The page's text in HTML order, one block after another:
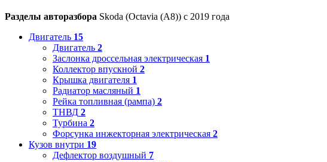
Разделы авторазбора Skoda (Octavia (A8)) с 2019 года
Двигатель 15
Двигатель 2
Заслонка дроссельная электрическая 1
Коллектор впускной 2
Крышка двигателя 1
Радиатор масляный 1
Рейка топливная (рампа) 2
ТНВД 2
Турбина 2
Форсунка инжекторная электрическая 2
Кузов внутри 19
Дефлектор воздушный 7